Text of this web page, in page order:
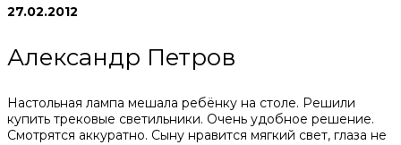
27.02.2012
Александр Петров
Настольная лампа мешала ребёнку на столе. Решили
купить трековые светильники. Очень удобное решение.
Смотрятся аккуратно. Сыну нравится мягкий свет, глаза не